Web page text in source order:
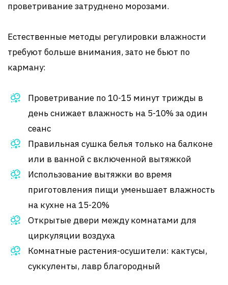
проветривание затруднено морозами.
Естественные методы регулировки влажности
требуют больше внимания, зато не бьют по
карману:
Проветривание по 10-15 минут трижды в
день снижает влажность на 5-10% за один
сеанс
Правильная сушка белья только на балконе
или в ванной с включенной вытяжкой
Использование вытяжки во время
приготовления пищи уменьшает влажность
на кухне на 15-20%
Открытые двери между комнатами для
циркуляции воздуха
Комнатные растения-осушители: кактусы,
суккуленты, лавр благородный